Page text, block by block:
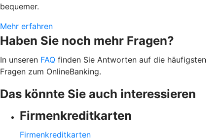
bequemer.
Mehr erfahren
Haben Sie noch mehr Fragen?
In unseren FAQ finden Sie Antworten auf die häufigsten
Fragen zum OnlineBanking.
Das könnte Sie auch interessieren
Firmenkreditkarten
Firmenkreditkarten